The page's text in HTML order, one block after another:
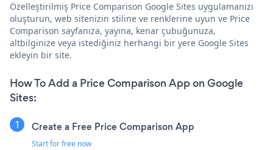
Özelleştirilmiş Price Comparison Google Sites uygulamanızı
oluşturun, web sitenizin stiline ve renklerine uyun ve Price
Comparison sayfanıza, yayına, kenar çubuğunuza,
altbilginize veya istediğiniz herhangi bir yere Google Sites
ekleyin bir site.
How To Add a Price Comparison App on Google
Sites:
Create a Free Price Comparison App
Start for free now